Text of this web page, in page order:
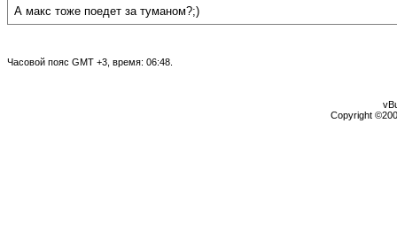
А макс тоже поедет за туманом?;)
Часовой пояс GMT +3, время: 06:48
Copyright